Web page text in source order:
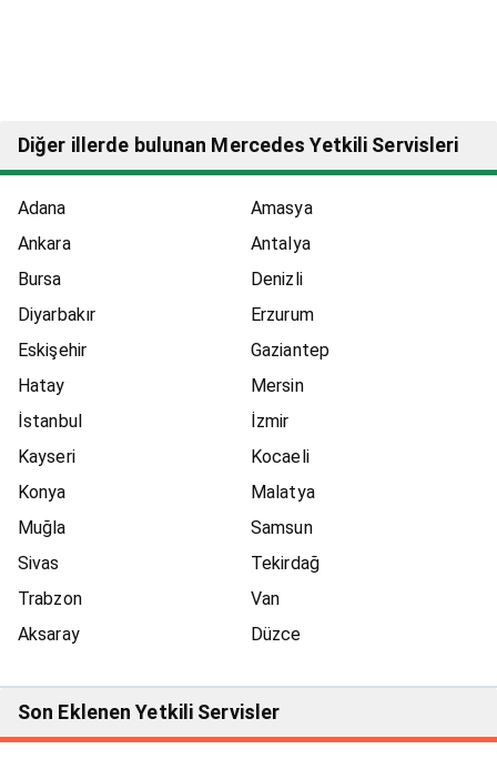
Diğer illerde bulunan Mercedes Yetkili Servisleri
Adana
Amasya
Ankara
Antalya
Bursa
Denizli
Diyarbakır
Erzurum
Eskişehir
Gaziantep
Hatay
Mersin
İstanbul
İzmir
Kayseri
Kocaeli
Konya
Malatya
Muğla
Samsun
Sivas
Tekirdağ
Trabzon
Van
Aksaray
Düzce
Son Eklenen Yetkili Servisler